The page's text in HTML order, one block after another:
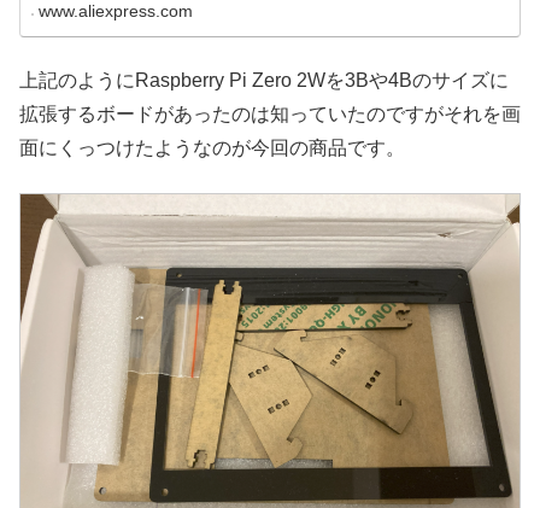
www.aliexpress.com
上記のようにRaspberry Pi Zero 2Wを3Bや4Bのサイズに
拡張するボードがあったのは知っていたのですがそれを画
面にくっつけたようなのが今回の商品です。